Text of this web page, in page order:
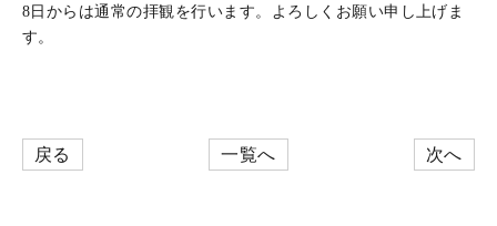
8日からは通常の拝観を行います。よろしくお願い申し上げま
す。
戻る 一覧へ 次へ